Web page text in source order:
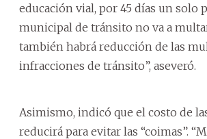
educación vial, por 45 días un solo
municipal de tránsito no va a
también habrá reducción de las
infracciones de tránsito”, aseveró.
Asimismo, indicó que el costo de
reducirá para evitar las “coimas”.